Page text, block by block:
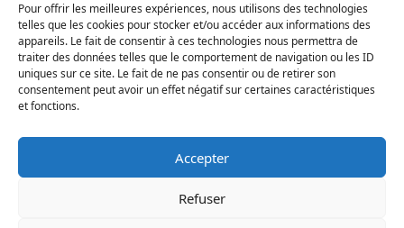
Pour offrir les meilleures expériences, nous utilisons des technologies
telles que les cookies pour stocker et/ou accéder aux informations des
appareils. Le fait de consentir à ces technologies nous permettra de
traiter des données telles que le comportement de navigation ou les ID
uniques sur ce site. Le fait de ne pas consentir ou de retirer son
consentement peut avoir un effet négatif sur certaines caractéristiques
et fonctions.
Accepter
Refuser
Contáctenos